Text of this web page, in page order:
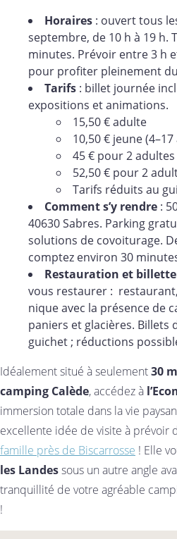
Horaires : ouvert tous
septembre, de 10 h à 19 h.
minutes. Prévoir entre 3 h
pour profiter pleinement
Tarifs : billet journée
expositions et animations.
15,50 € adulte
10,50 € jeune (4–17
45 € pour 2 adultes
52,50 € pour 2
Tarifs réduits au
Comment s’y rendre :
40630 Sabres. Parking
solutions de covoiturage.
comptez environ 30
Restauration et
vous restaurer :
nique avec la présence de
paniers et glacières. Billets
guichet ; réductions
Idéalement situé à seulement30
camping Calède, accédez à
immersion totale dans la vie
excellente idée de visite à prévoir
famille près de Biscarrosse ! Elle
les Landessous un autre angle
tranquillité de votre agréable
!